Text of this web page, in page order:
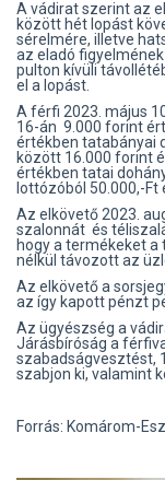
A vádirat szerint az
között hét lopást
sérelmére, illetve
az eladó
pulton kívüli
el a lopást.
A férfi 2023. május
16-án 9.000 forint
értékben tatabányai
között 16.000 forint
értékben tatai
lottózóból 50.000,-
Az elkövető 2023.
szalonnát és
hogy a termékeket
nélkül távozott az
Az elkövető a
az így kapott pénzt
Az ügyészség a
Járásbíróság a
szabadságvesztést,
szabjon ki, valamint
Forrás: Komárom-